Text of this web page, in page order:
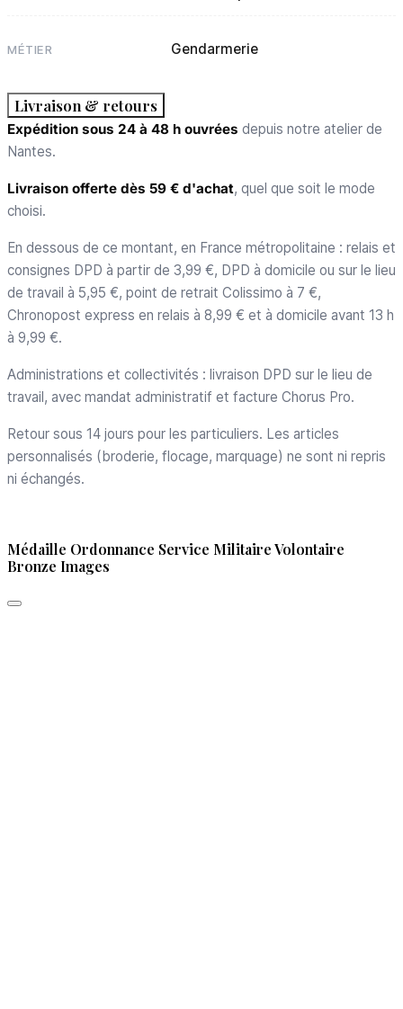
MÉTIER Gendarmerie
Livraison & retours
Expédition sous 24 à 48 h ouvrées depuis notre atelier de
Nantes.
Livraison offerte dès 59 € d'achat, quel que soit le mode
choisi.
En dessous de ce montant, en France métropolitaine : relais et
consignes DPD à partir de 3,99 €, DPD à domicile ou sur le lieu
de travail à 5,95 €, point de retrait Colissimo à 7 €,
Chronopost express en relais à 8,99 € et à domicile avant 13 h
à 9,99 €.
Administrations et collectivités : livraison DPD sur le lieu de
travail, avec mandat administratif et facture Chorus Pro.
Retour sous 14 jours pour les particuliers. Les articles
personnalisés (broderie, flocage, marquage) ne sont ni repris
ni échangés.
Médaille Ordonnance Service Militaire Volontaire
Bronze Images